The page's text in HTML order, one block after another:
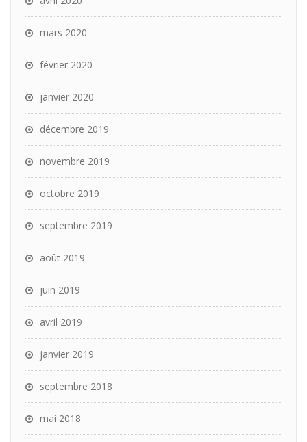
mars 2020
février 2020
janvier 2020
décembre 2019
novembre 2019
octobre 2019
septembre 2019
août 2019
juin 2019
avril 2019
janvier 2019
septembre 2018
mai 2018